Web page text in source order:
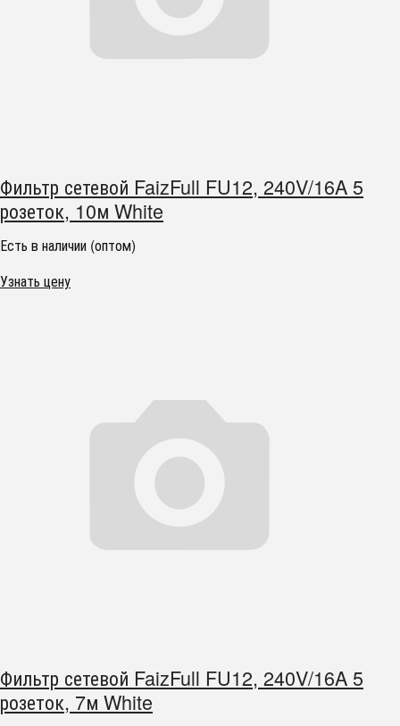
Фильтр сетевой FaizFull FU12, 240V/16A 5
розеток, 10м White
Есть в наличии (оптом)
Узнать цену
Фильтр сетевой FaizFull FU12, 240V/16A 5
розеток, 7м White